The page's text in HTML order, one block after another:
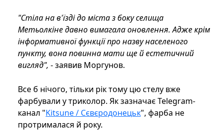
"Стіла на в'їзді до міста з боку селища
Метьолкіне давно вимагала оновлення. Адже крім
інформативної функції про назву населеного
пункту, вона повинна мати ще й естетичний
вигляд", - заявив Моргунов.
Все б нічого, тільки рік тому цю стелу вже
фарбували у триколор. Як зазначає Telegram-
канал "Kitsune / Сєвєродонецьк", фарба не
протрималася й року.